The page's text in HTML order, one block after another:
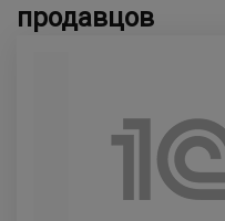
продавцов